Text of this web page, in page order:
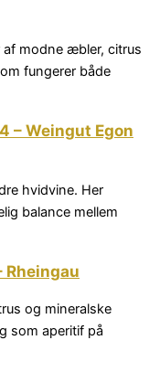
modne æbler, citrus
fungerer både
– Weingut Egon
hvidvine. Her
balance mellem
Rheingau
og mineralske
som aperitif på